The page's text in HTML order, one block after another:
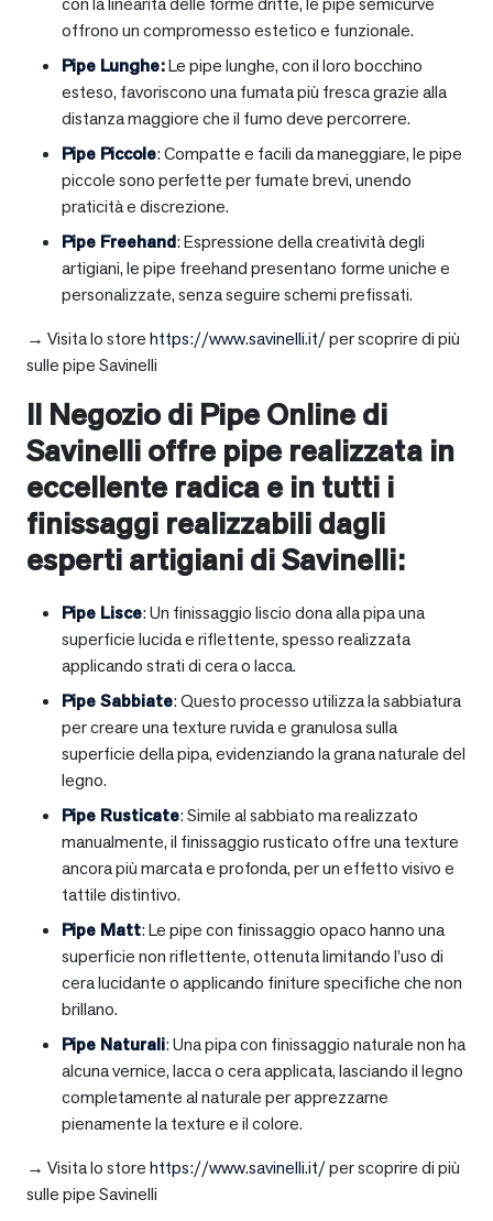
offrono un compromesso estetico e funzionale.
Pipe Lunghe:Le pipe lunghe, con il loro bocchino
esteso, favoriscono una fumata più fresca grazie alla
distanza maggiore che il fumo deve percorrere.
Pipe Piccole: Compatte e facili da maneggiare, le pipe
piccole sono perfette per fumate brevi, unendo
praticità e discrezione.
Pipe Freehand: Espressione della creatività degli
artigiani, le pipe freehand presentano forme uniche e
personalizzate, senza seguire schemi prefissati.
→ Visita lo storehttps://www.savinelli.it/per scoprire di più
sulle pipe Savinelli
Il Negozio di Pipe Online di
Savinelli offre pipe realizzata in
eccellente radica e in tutti i
finissaggi realizzabili dagli
esperti artigiani di Savinelli:
Pipe Lisce: Un finissaggio liscio dona alla pipa una
superficie lucida e riflettente, spesso realizzata
applicando strati di cera o lacca.
Pipe Sabbiate: Questo processo utilizza la sabbiatura
per creare una texture ruvida e granulosa sulla
superficie della pipa, evidenziando la grana naturale del
legno.
Pipe Rusticate: Simile al sabbiato ma realizzato
manualmente, il finissaggio rusticato offre una texture
ancora più marcata e profonda, per un effetto visivo e
tattile distintivo.
Pipe Matt: Le pipe con finissaggio opaco hanno una
superficie non riflettente, ottenuta limitando l’uso di
cera lucidante o applicando finiture specifiche che non
brillano.
Pipe Naturali: Una pipa con finissaggio naturale non ha
alcuna vernice, lacca o cera applicata, lasciando il legno
completamente al naturale per apprezzarne
pienamente la texture e il colore.
→ Visita lo storehttps://www.savinelli.it/per scoprire di più
sulle pipe Savinelli